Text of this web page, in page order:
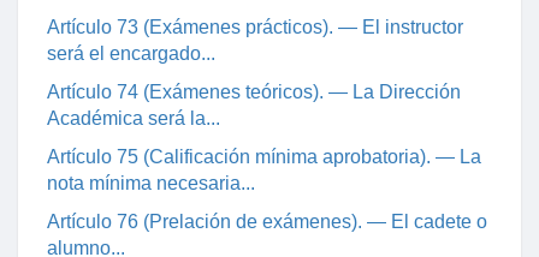
Artículo 73 (Exámenes prácticos). — El instructor
será el encargado...
Artículo 74 (Exámenes teóricos). — La Dirección
Académica será la...
Artículo 75 (Calificación mínima aprobatoria). — La
nota mínima necesaria...
Artículo 76 (Prelación de exámenes). — El cadete o
alumno...